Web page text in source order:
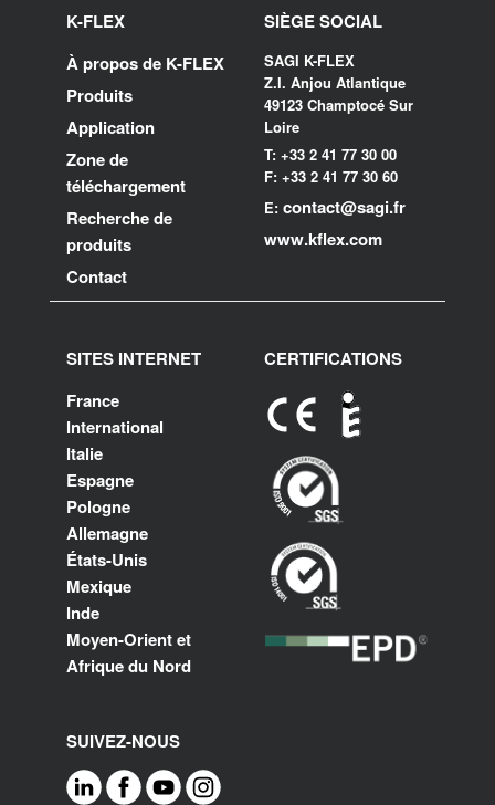
K-FLEX
À propos de K-FLEX
Produits
Application
Zone de
téléchargement
Recherche de
produits
Contact
SIÈGE SOCIAL
SAGI K-FLEX
Z.I. Anjou Atlantique
49123 Champtocé Sur
Loire
T: +33 2 41 77 30 00
F: +33 2 41 77 30 60
E: contact@sagi.fr
www.kflex.com
SITES INTERNET
France
International
Italie
Espagne
Pologne
Allemagne
États-Unis
Mexique
Inde
Moyen-Orient et
Afrique du Nord
CERTIFICATIONS
SUIVEZ-NOUS